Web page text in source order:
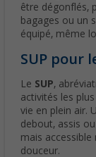
être dégonflés,
bagages ou un
équipé, même
SUP pour
Le SUP,
activités les
vie en plein air.
debout, assis
mais
douceur.